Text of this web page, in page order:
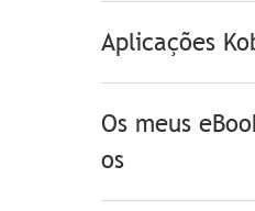
Aplicações
Os meus
os